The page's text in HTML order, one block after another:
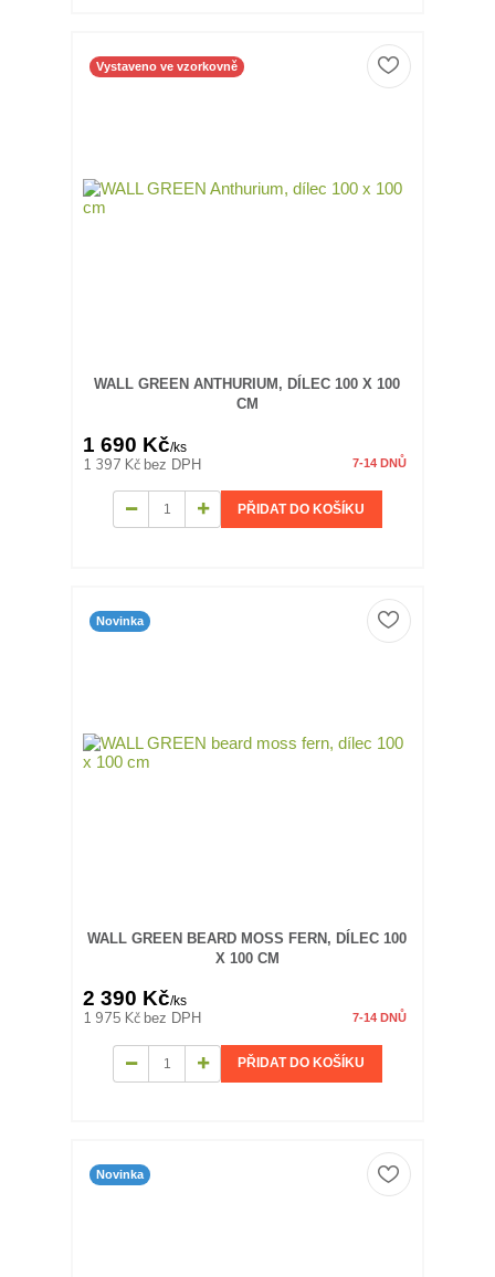
Vystaveno ve vzorkovně
WALL GREEN ANTHURIUM, DÍLEC 100 X 100
CM
1 690 Kč/ks
1 397 Kč bez DPH 7-14 DNŮ
PŘIDAT DO KOŠÍKU
Novinka
WALL GREEN BEARD MOSS FERN, DÍLEC 100
X 100 CM
2 390 Kč/ks
1 975 Kč bez DPH 7-14 DNŮ
PŘIDAT DO KOŠÍKU
Novinka